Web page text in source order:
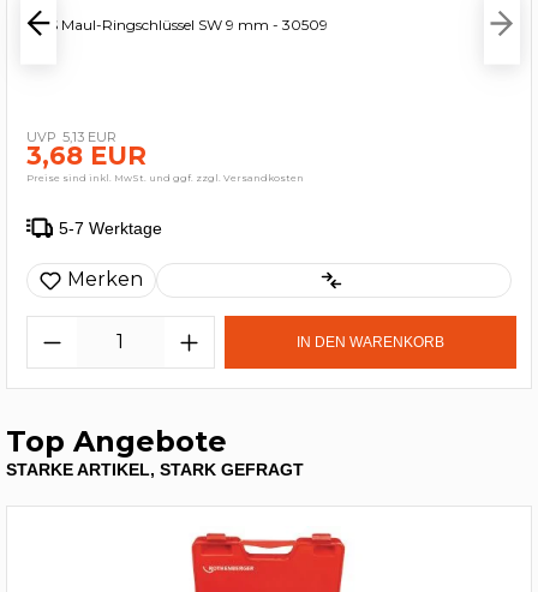
BGS Maul-Ringschlüssel SW 9 mm - 30509
5,13 EUR
3,68 EUR
Preise sind inkl. MwSt. und ggf. zzgl. Versandkosten
5-7 Werktage
Merken
IN DEN WARENKORB
Top Angebote
STARKE ARTIKEL, STARK GEFRAGT